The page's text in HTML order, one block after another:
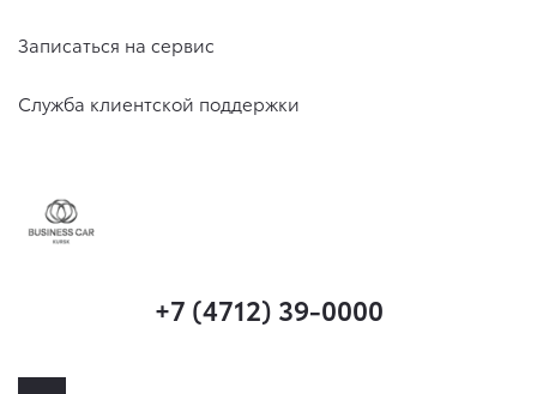
Записаться на сервис
Служба клиентской поддержки
+7 (4712) 39-0000